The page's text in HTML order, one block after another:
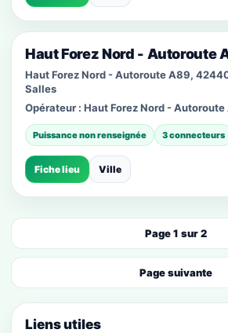
Haut Forez Nord - Autoroute
Haut Forez Nord - Autoroute A89,
Salles
Opérateur : Haut Forez Nord - Autoroute
Puissance non renseignée 3 connecteurs
Fiche lieu Ville
Page 1 sur 2
Page suivante
Liens utiles